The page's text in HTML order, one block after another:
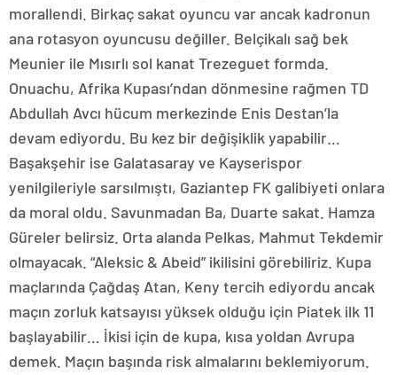
morallendi. Birkaç sakat oyuncu var ancak kadronun
ana rotasyon oyuncusu değiller. Belçikalı sağ bek
Meunier ile Mısırlı sol kanat Trezeguet formda.
Onuachu, Afrika Kupası’ndan dönmesine rağmen TD
Abdullah Avcı hücum merkezinde Enis Destan’la
devam ediyordu. Bu kez bir değişiklik yapabilir…
Başakşehir ise Galatasaray ve Kayserispor
yenilgileriyle sarsılmıştı, Gaziantep FK galibiyeti onlara
da moral oldu. Savunmadan Ba, Duarte sakat. Hamza
Güreler belirsiz. Orta alanda Pelkas, Mahmut Tekdemir
olmayacak. “Aleksic & Abeid” ikilisini görebiliriz. Kupa
maçlarında Çağdaş Atan, Keny tercih ediyordu ancak
maçın zorluk katsayısı yüksek olduğu için Piatek ilk 11
başlayabilir… İkisi için de kupa, kısa yoldan Avrupa
demek. Maçın başında risk almalarını beklemiyorum.